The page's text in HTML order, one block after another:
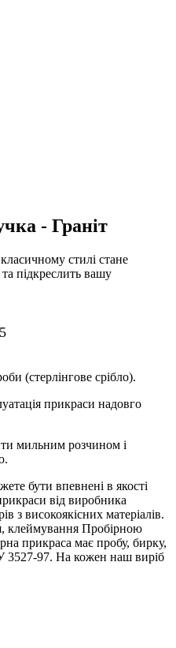
- Граніт
стилі стане
підкреслить вашу
(стерлінгове срібло).
прикраси надовго
мильним розчином і
бути впевнені в якості
від виробника
з високоякісних матеріалів.
клеймування Пробірною
прикраса має пробу, бирку,
3527-97. На кожен наш виріб